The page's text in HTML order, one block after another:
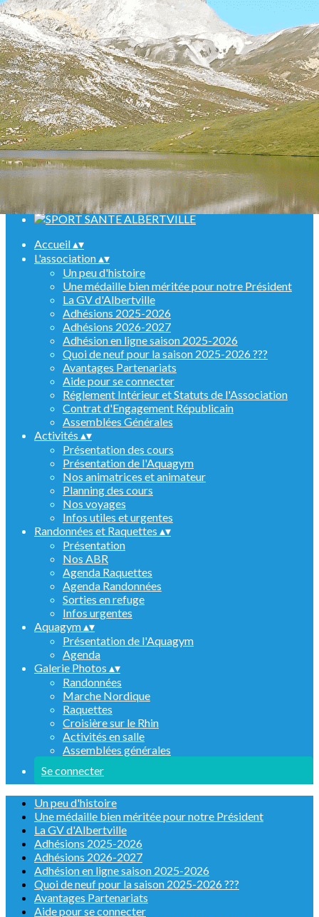
Menu
<
>
Randonnées
Marche Nordique
Raquettes
Croisière sur le Rhin
Activités en salle
Assemblées générales
Ajoutez un logo, un bouton, des réseaux sociaux
Cliquez pour éditer
Accueil▴▾
L'association▴▾
Un peu d'histoire
Une médaille bien méritée pour notre Président
La GV d'Albertville
Adhésions 2025-2026
Adhésions 2026-2027
Adhésion en ligne saison 2025-2026
Quoi de neuf pour la saison 2025-2026 ???
Avantages Partenariats
Aide pour se connecter
Réglement Intérieur et Statuts de l'Association
Contrat d'Engagement Républicain
Assemblées Générales
Activités ▴▾
Présentation des cours
Présentation de l'Aquagym
Nos animatrices et animateur
Planning des cours
Nos voyages
Infos utiles et urgentes
Randonnées et Raquettes ▴▾
Présentation
Nos ABR
Agenda Raquettes
Agenda Randonnées
Sorties en refuge
Infos urgentes
Aquagym▴▾
Présentation de l'Aquagym
Agenda
Galerie Photos ▴▾
Randonnées
Marche Nordique
Raquettes
Croisière sur le Rhin
Activités en salle
Assemblées générales
Se connecter
Un peu d'histoire
Une médaille bien méritée pour notre Président
La GV d'Albertville
Adhésions 2025-2026
Adhésions 2026-2027
Adhésion en ligne saison 2025-2026
Quoi de neuf pour la saison 2025-2026 ???
Avantages Partenariats
Aide pour se connecter